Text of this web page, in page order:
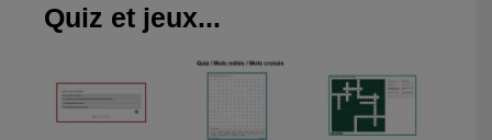
Quiz et jeux...